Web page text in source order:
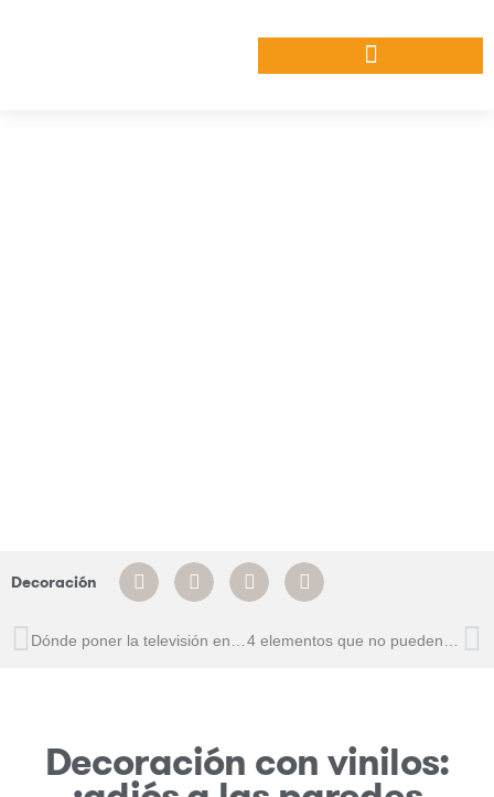
Decoración
Decoración con vinilos: